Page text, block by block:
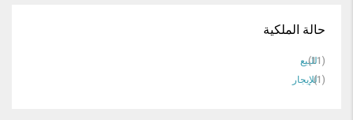
حالة الملكية
للبيع (11)
للإيجار (1)